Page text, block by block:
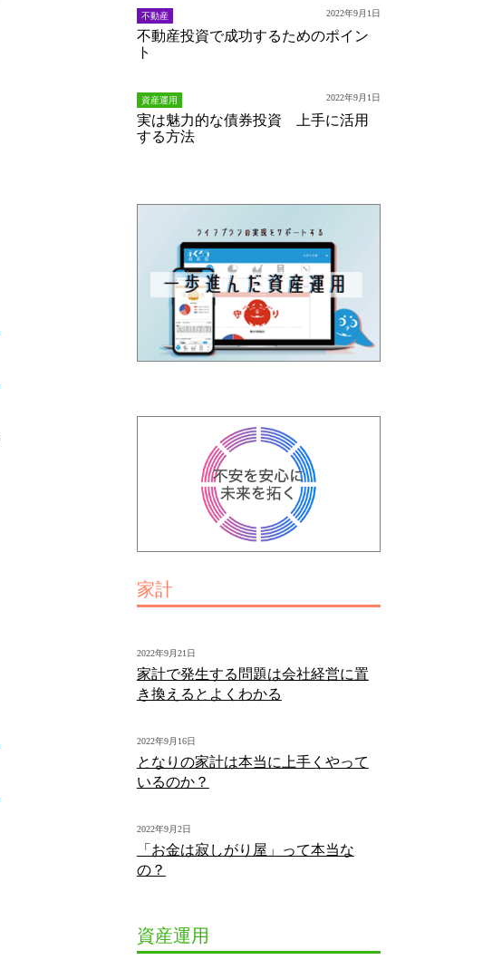
不動産 2022年9月1日
不動産投資で成功するためのポイン
ト
資産運用 2022年9月1日
実は魅力的な債券投資 上手に活用
する方法
家計
2022年9月21日
家計で発生する問題は会社経営に置
き換えるとよくわかる
2022年9月16日
となりの家計は本当に上手くやって
いるのか？
2022年9月2日
「お金は寂しがり屋」って本当な
の？
資産運用